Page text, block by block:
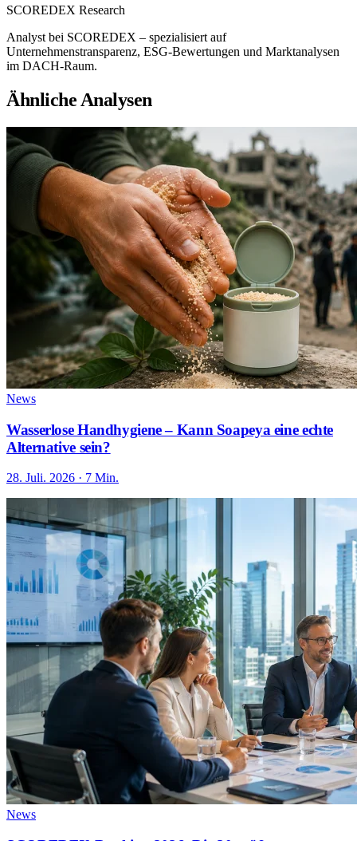
SCOREDEX Research
Analyst bei SCOREDEX – spezialisiert auf
Unternehmenstransparenz, ESG-Bewertungen und Marktanalysen
im DACH-Raum.
Ähnliche Analysen
News
Wasserlose Handhygiene – Kann Soapeya eine echte
Alternative sein?
28. Juli. 2026 · 7 Min.
News